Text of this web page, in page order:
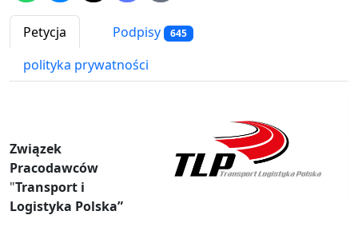
Petycja Podpisy 645
polityka prywatności
Związek
Pracodawców
"Transport i
Logistyka Polska”